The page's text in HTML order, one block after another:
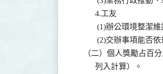
          4.工友
(1)辦公環境整潔
(2)交辦事項能
（二）個人獎勵占百
          列入計算）。